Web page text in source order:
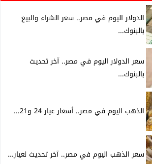
الدولار اليوم في مصر.. سعر الشراء والبيع
بالبنوك...
سعر الدولار اليوم في مصر.. آخر تحديث
بالبنوك...
الذهب اليوم في مصر.. أسعار عيار 24 و21...
سعر الذهب اليوم في مصر.. آخر تحديث لعيار...